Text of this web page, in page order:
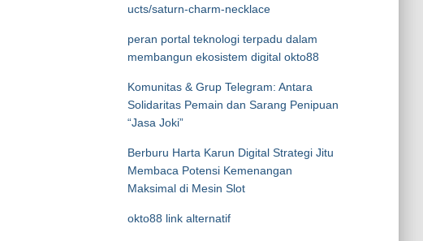
ucts/saturn-charm-necklace
peran portal teknologi terpadu dalam
membangun ekosistem digital okto88
Komunitas & Grup Telegram: Antara
Solidaritas Pemain dan Sarang Penipuan
“Jasa Joki”
Berburu Harta Karun Digital Strategi Jitu
Membaca Potensi Kemenangan
Maksimal di Mesin Slot
okto88 link alternatif